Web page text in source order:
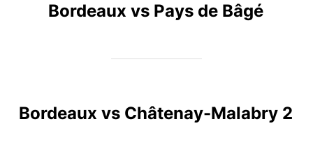
Bordeaux vs Pays de Bâgé
Bordeaux vs Châtenay-Malabry 2